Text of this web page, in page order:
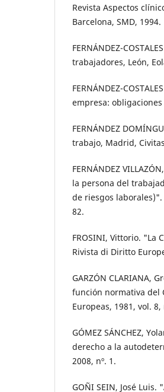
Revista Aspectos
Barcelona, SMD, 1994.
FERNÁNDEZ-
trabajadores, León,
FERNÁNDEZ-
empresa:
FERNÁNDEZ
trabajo, Madrid,
FERNÁNDEZ
la persona del
de riesgos laborales)".
82.
FROSINI, Vittorio. "La
Rivista di Diritto
GARZÓN CLARIANA,
función normativa del
Europeas, 1981, vol. 8,
GÓMEZ SÁNCHEZ,
derecho a la
2008, nº. 1.
GOÑI SEIN, José